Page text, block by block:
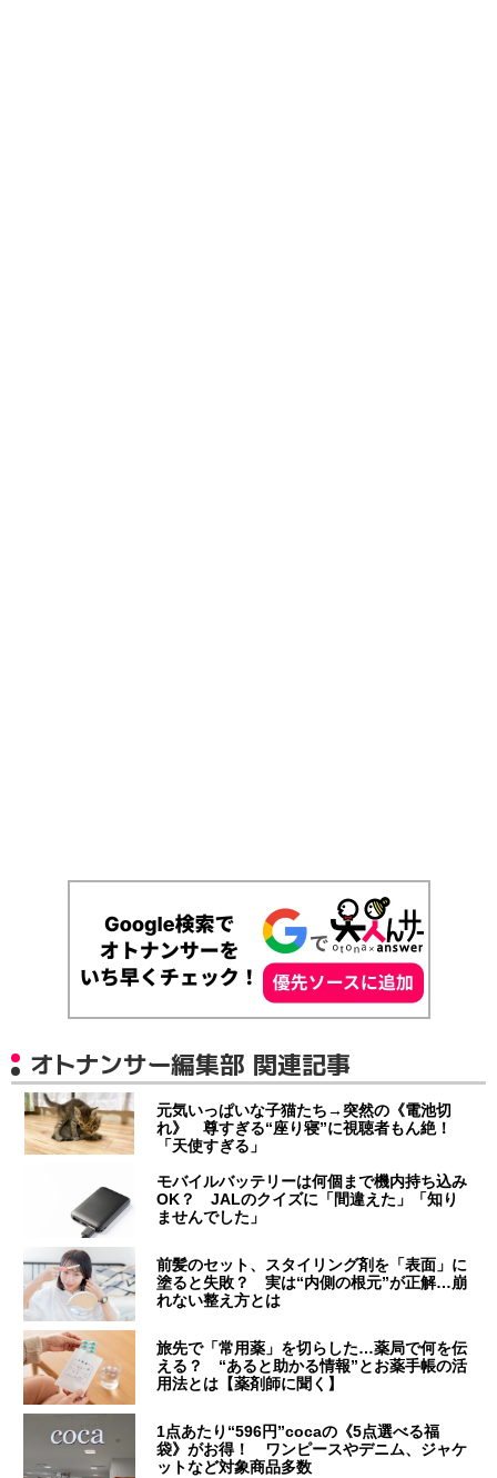
オトナンサー編集部 関連記事
元気いっぱいな子猫たち→突然の《電池切
れ》 尊すぎる“座り寝”に視聴者もん絶！
「天使すぎる」
モバイルバッテリーは何個まで機内持ち込み
OK？ JALのクイズに「間違えた」「知り
ませんでした」
前髪のセット、スタイリング剤を「表面」に
塗ると失敗？ 実は“内側の根元”が正解…崩
れない整え方とは
旅先で「常用薬」を切らした…薬局で何を伝
える？ “あると助かる情報”とお薬手帳の活
用法とは【薬剤師に聞く】
1点あたり“596円”cocaの《5点選べる福
袋》がお得！ ワンピースやデニム、ジャケ
ットなど対象商品多数